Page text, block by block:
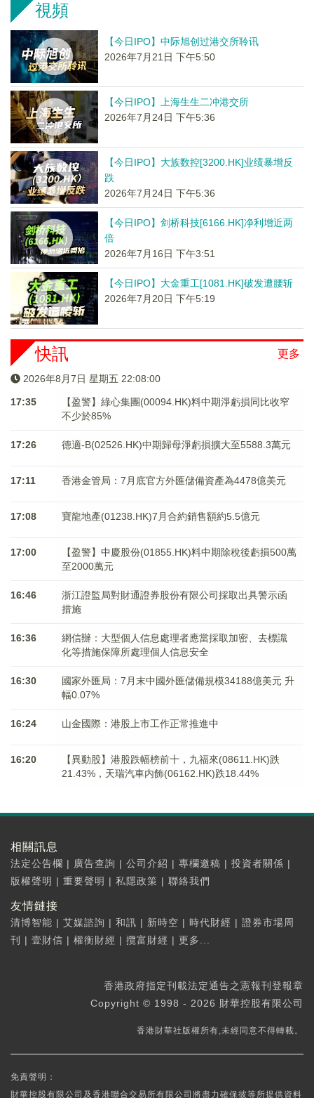
視頻
【今日IPO】中际旭创过港交所聆讯
2026年7月21日 下午5:50
【今日IPO】上海生生二冲港交所
2026年7月24日 下午5:36
【今日IPO】大族数控[3200.HK]业绩暴增反
跌
2026年7月24日 下午5:36
【今日IPO】剑桥科技[6166.HK]净利增近两
倍
2026年7月16日 下午3:51
【今日IPO】大金重工[1081.HK]破发遭腰斩
2026年7月20日 下午5:19
更多
快訊
2026年8月7日 星期五 22:08:00
17:35
【盈警】綠心集團(00094.HK)料中期淨虧損同比收窄
不少於85%
17:26 德適-B(02526.HK)中期歸母淨虧損擴大至5588.3萬元
17:11 香港金管局：7月底官方外匯儲備資產為4478億美元
17:08 寶龍地產(01238.HK)7月合約銷售額約5.5億元
17:00
【盈警】中慶股份(01855.HK)料中期除稅後虧損500萬
至2000萬元
16:46
浙江證監局對財通證券股份有限公司採取出具警示函
措施
16:36
網信辦：大型個人信息處理者應當採取加密、去標識
化等措施保障所處理個人信息安全
16:30
國家外匯局：7月末中國外匯儲備規模34188億美元 升
幅0.07%
16:24 山金國際：港股上市工作正常推進中
16:20
【異動股】港股跌幅榜前十，九福來(08611.HK)跌
21.43%，天瑞汽車内飾(06162.HK)跌18.44%
相關訊息
法定公告欄 | 廣告查詢 | 公司介紹 | 專欄邀稿 | 投資者關係 |
版權聲明 | 重要聲明 | 私隱政策 | 聯絡我們
友情鏈接
清博智能 | 艾媒諮詢 | 和訊 | 新時空 | 時代財經 | 證券市場周
刊
| 壹財信 | 權衡財經 | 攬富財經 | 更多...
香港政府指定刊載法定通告之憲報刊登報章
Copyright © 1998 - 2026 財華控股有限公司
香港財華社版權所有,未經同意不得轉載。
免責聲明：
財華控股有限公司及香港聯合交易所有限公司將盡力確保彼等所提供資料